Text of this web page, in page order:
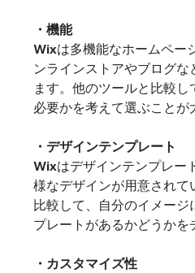
・機能
Wixは多機能なホームペー
ンラインストアやブログ
ます。他のツールと比較
必要かを考えて選ぶことが
・デザインテンプレート
Wixはデザインテンプレー
様なデザインが用意されて
比較して、自分のイメー
プレートがあるかどうかを
・カスタマイズ性